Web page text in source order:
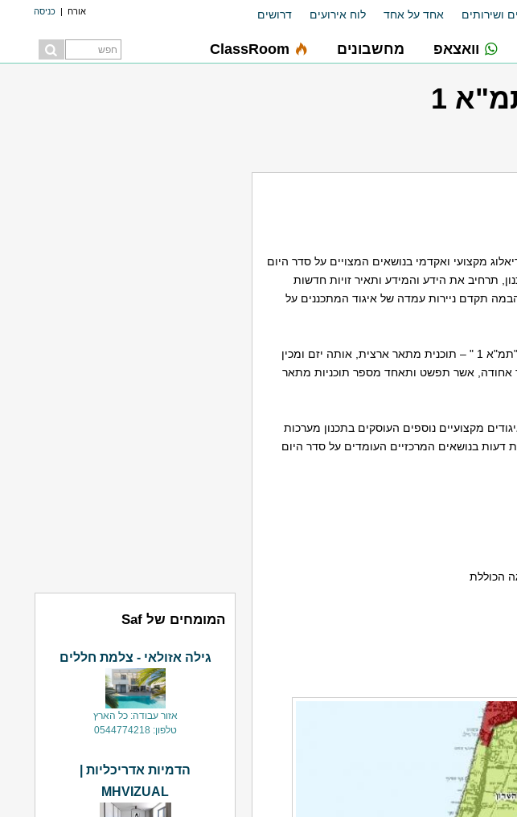
אורח | כניסה ושירותים אחד על אחד לוח אירועים דרושים
וואצאפ מחשבונים ClassRoom
1
מקצועי ואקדמי בנושאים המצויים על סדר היום
תרחיב את הידע והמידע ותאיר זויות חדשות
תקדם ניירות עמדה של איגוד המתכננים על
הנושא בו בחרנו לפתוח את במת השיח הראשונה הינו הצגה ודיון בנושא "תמ"א 1 " – תוכנית מתאר ארצית, אותה יזם ומכין
אחודה, אשר תפשט ותאחד מספר תוכניות מתאר
מקצועיים נוספים העוסקים בתכנון מערכות
דעות בנושאים המרכזיים העומדים על סדר היום
המומחים של Saf
גילה אזולאי - צלמת חללים
אזור עבודה: כל הארץ
טלפון: 0544774218
הדמיות אדריכליות |
MHVIZUAL